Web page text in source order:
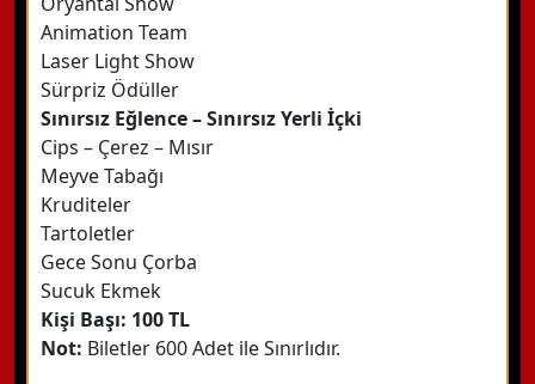
Animation Team
Laser Light Show
Sürpriz Ödüller
Sınırsız Eğlence – Sınırsız Yerli İçki
Cips – Çerez – Mısır
Meyve Tabağı
Kruditeler
Tartoletler
Gece Sonu Çorba
Sucuk Ekmek
Kişi Başı: 100 TL
Not: Biletler 600 Adet ile Sınırlıdır.